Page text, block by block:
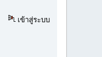
เข้าสู่ระบบ